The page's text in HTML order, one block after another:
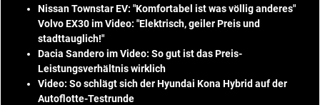
Nissan Townstar EV: "Komfortabel ist was völlig anderes"
Volvo EX30 im Video: "Elektrisch, geiler Preis und
stadttauglich!"
Dacia Sandero im Video: So gut ist das Preis-
Leistungsverhältnis wirklich
Video: So schlägt sich der Hyundai Kona Hybrid auf der
Autoflotte-Testrunde